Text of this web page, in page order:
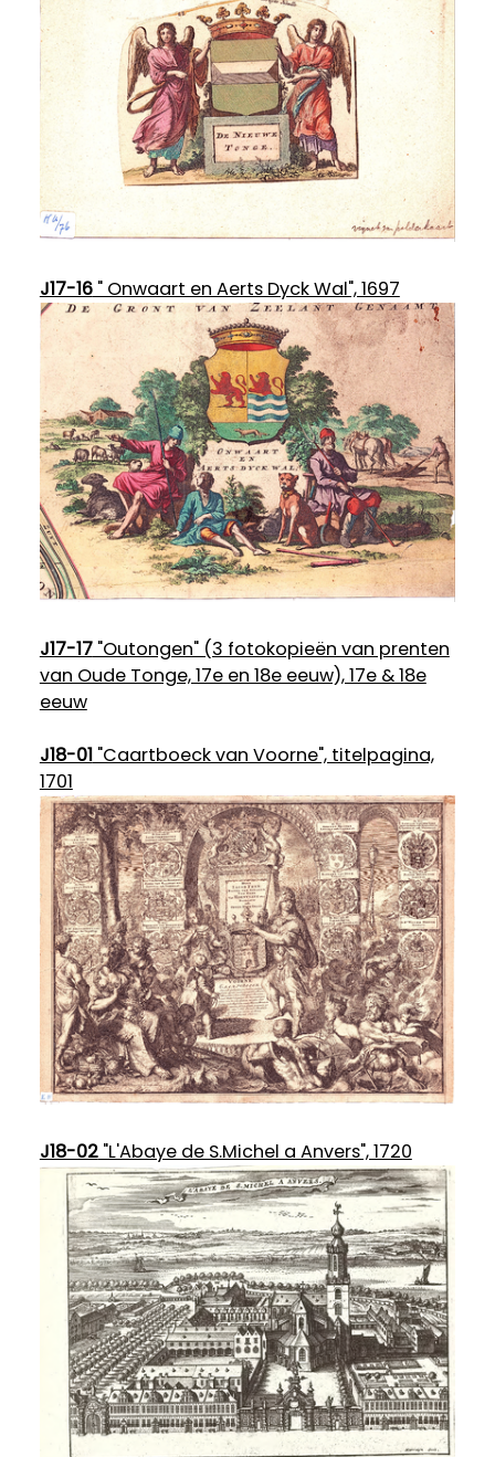
J17-16" Onwaart en Aerts Dyck Wal", 1697
J17-17"Outongen" (3 fotokopieën van prenten
van Oude Tonge, 17e en 18e eeuw), 17e & 18e
eeuw
J18-01"Caartboeck van Voorne", titelpagina,
1701
J18-02"L'Abaye de S.Michel a Anvers", 1720